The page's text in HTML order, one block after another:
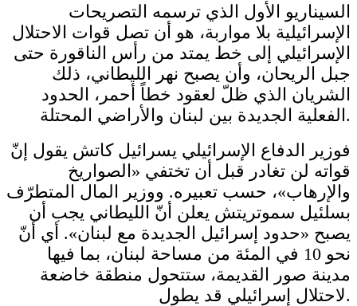
السيناريو الأول الذي ترسمه التصريحات
الإسرائيلية بلا مواربة، هو أن تصل قوات الاحتلال
الإسرائيلي إلى خط يمتد من رأس الناقورة حتى
جبل الريحان، وأن يصبح نهر الليطاني، ذلك
الشريان الذي ظلّ لعقود خطاً أحمر، الحدود
الفعلية الجديدة بين لبنان والأراضي المحتلة.
فوزير الدفاع الإسرائيلي يسرائيل كاتش يقول إنّ
قواته لن تغادر قبل أن تختفي «الصواريخ
والإرهاب»، حسب تعبيره. ووزير المال المتطرّف
بسلئيل سموتريتش يعلن أنّ الليطاني يجب أن
يصبح «حدود إسرائيل الجديدة مع لبنان». أي أنّ
نحو 10 في المئة من مساحة لبنان، بما فيها
مدينة صور القديمة، ستتحول منطقة خاضعة
لاحتلال إسرائيلي قد يطول.